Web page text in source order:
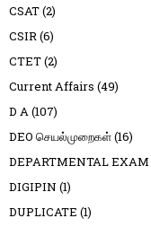
CSAT(2)
CSIR (6)
CTET(2)
Current Affairs (49)
D A (107)
DEO செயல்முறைகள்(16)
DEPARTMENTAL EXAM
DIGIPIN (1)
DUPLICATE (1)